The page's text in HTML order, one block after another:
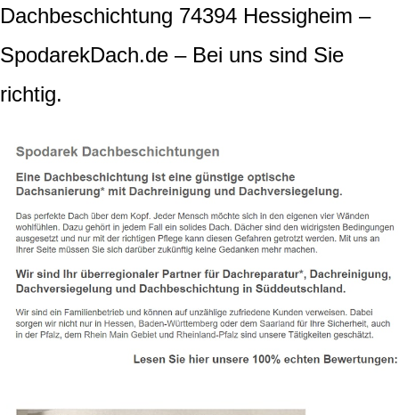
Dachbeschichtung 74394 Hessigheim –
SpodarekDach.de – Bei uns sind Sie
richtig.